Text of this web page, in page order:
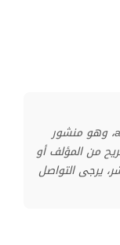
تم جلب هذا الكتاب من موقع archive.org، وهو منشور
من المؤلف أو
يرجى التواصل